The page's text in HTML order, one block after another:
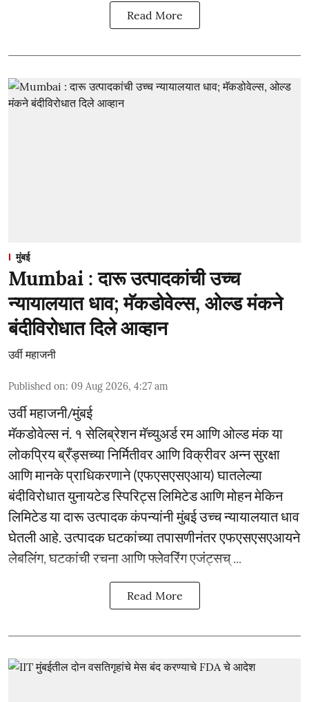
Read More
मुंबई
Mumbai : दारू उत्पादकांची उच्च
न्यायालयात धाव; मॅकडोवेल्स, ओल्ड मंकने
बंदीविरोधात दिले आव्हान
उर्वी महाजनी
Published on: 09 Aug 2026, 4:27 am
उर्वी महाजनी/मुंबई
मॅकडोवेल्स नं. १ सेलिब्रेशन मॅच्युअर्ड रम आणि ओल्ड मंक या
लोकप्रिय ब्रँड्सच्या निर्मितीवर आणि विक्रीवर अन्न सुरक्षा
आणि मानके प्राधिकरणाने (एफएसएसएआय) घातलेल्या
बंदीविरोधात युनायटेड स्पिरिट्स लिमिटेड आणि मोहन मेकिन
लिमिटेड या दारू उत्पादक कंपन्यांनी मुंबई उच्च न्यायालयात धाव
घेतली आहे. उत्पादक घटकांच्या तपासणीनंतर एफएसएसएआयने
लेबलिंग, घटकांची रचना आणि फ्लेवरिंग एजंट्सच् ...
Read More